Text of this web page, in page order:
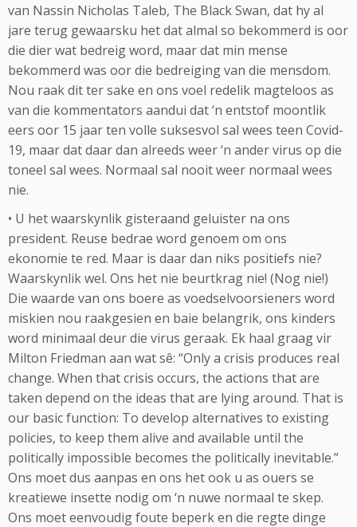
van Nassin Nicholas Taleb, The Black Swan, dat hy al
jare terug gewaarsku het dat almal so bekommerd is oor
die dier wat bedreig word, maar dat min mense
bekommerd was oor die bedreiging van die mensdom.
Nou raak dit ter sake en ons voel redelik magteloos as
van die kommentators aandui dat ‘n entstof moontlik
eers oor 15 jaar ten volle suksesvol sal wees teen Covid-
19, maar dat daar dan alreeds weer ‘n ander virus op die
toneel sal wees. Normaal sal nooit weer normaal wees
nie.
• U het waarskynlik gisteraand geluister na ons
president. Reuse bedrae word genoem om ons
ekonomie te red. Maar is daar dan niks positiefs nie?
Waarskynlik wel. Ons het nie beurtkrag nie! (Nog nie!)
Die waarde van ons boere as voedselvoorsieners word
miskien nou raakgesien en baie belangrik, ons kinders
word minimaal deur die virus geraak. Ek haal graag vir
Milton Friedman aan wat sê: “Only a crisis produces real
change. When that crisis occurs, the actions that are
taken depend on the ideas that are lying around. That is
our basic function: To develop alternatives to existing
policies, to keep them alive and available until the
politically impossible becomes the politically inevitable.”
Ons moet dus aanpas en ons het ook u as ouers se
kreatiewe insette nodig om ‘n nuwe normaal te skep.
Ons moet eenvoudig foute beperk en die regte dinge